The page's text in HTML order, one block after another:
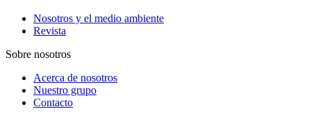
Nosotros y el medio ambiente
Revista
Sobre nosotros
Acerca de nosotros
Nuestro grupo
Contacto